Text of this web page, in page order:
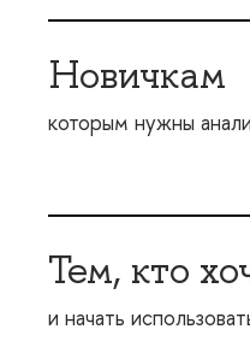
Новичкам
которым нужны
Тем, кто
и начать